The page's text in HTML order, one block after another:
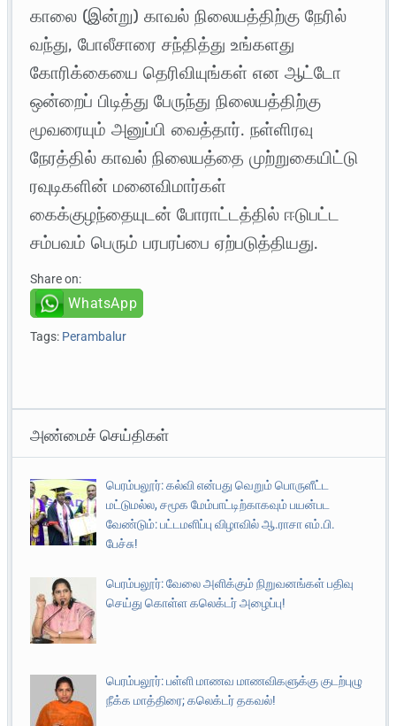
காலை (இன்று) காவல் நிலையத்திற்கு நேரில்
வந்து, போலீசாரை சந்தித்து உங்களது
கோரிக்கையை தெரிவியுங்கள் என ஆட்டோ
ஒன்றைப் பிடித்து பேருந்து நிலையத்திற்கு
மூவரையும் அனுப்பி வைத்தார். நள்ளிரவு
நேரத்தில் காவல் நிலையத்தை முற்றுகையிட்டு
ரவுடிகளின் மனைவிமார்கள்
கைக்குழந்தையுடன் போராட்டத்தில் ஈடுபட்ட
சம்பவம் பெரும் பரபரப்பை ஏற்படுத்தியது.
Share on:
WhatsApp
Tags: Perambalur
அண்மைச் செய்திகள்
பெரம்பலூர்: கல்வி என்பது வெறும் பொருளீட்ட
மட்டுமல்ல, சமூக மேம்பாட்டிற்காகவும் பயன்பட
வேண்டும்: பட்டமளிப்பு விழாவில் ஆ.ராசா எம்.பி.
பேச்சு!
பெரம்பலூர்: வேலை அளிக்கும் நிறுவனங்கள் பதிவு
செய்து கொள்ள கலெக்டர் அழைப்பு!
பெரம்பலூர்: பள்ளி மாணவ மாணவிகளுக்கு குடற்புழு
நீக்க மாத்திரை; கலெக்டர் தகவல்!